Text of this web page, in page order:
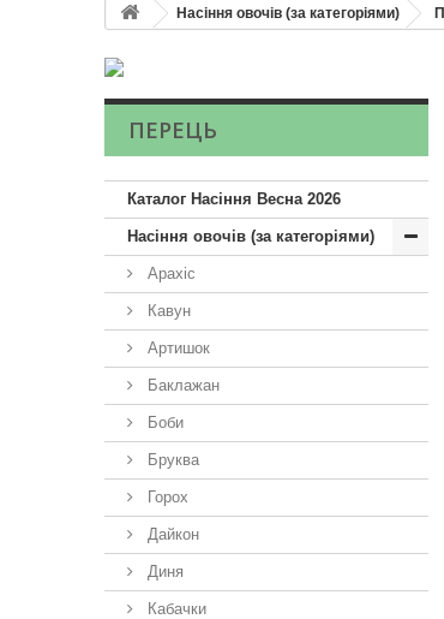
Насіння овочів (за категоріями)
ПЕРЕЦЬ
Каталог Насіння Весна 2026
Насіння овочів (за категоріями)
Арахіс
Кавун
Артишок
Баклажан
Боби
Бруква
Горох
Дайкон
Диня
Кабачки